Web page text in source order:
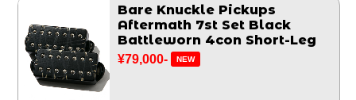
Bare Knuckle Pickups
Aftermath 7st Set Black
Battleworn 4con Short-Leg
¥79,000- NEW